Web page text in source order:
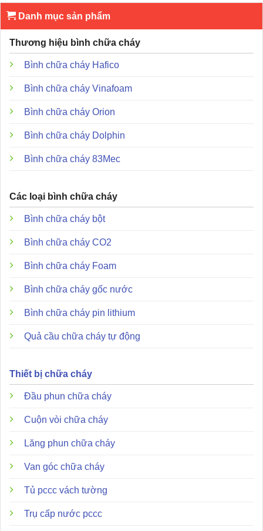
Dòng điện định mức: 100mA
Trọng lượng: khoảng 250g
Chiều dài dây nối: 200mm
Kích thước: 177 x 177 x 55 mm
Đặc điểm và ưu điểm nổi bật
Sản phẩm mang đến giải pháp bảo vệ tối ưu cho các công
công nghệ cảm biến chính xác. Dưới đây là những điểm
vượt trội khiến thiết bị này trở thành lựa chọn hàng đầu:
Cơ chế giãn nở nhiệt kép:
khi nhiệt độ chạm ngưỡng 100 độ C.
Danh mục sản phẩm
Thương hiệu bình chữa cháy
Bình chữa cháy Hafico
Bình chữa cháy Vinafoam
Bình chữa cháy Orion
Bình chữa cháy Dolphin
Bình chữa cháy 83Mec
Các loại bình chữa cháy
Bình chữa cháy bột
Bình chữa cháy CO2
Bình chữa cháy Foam
Bình chữa cháy gốc nước
Bình chữa cháy pin lithium
Quả cầu chữa cháy tự động
Thiết bị chữa cháy
Đầu phun chữa cháy
Cuộn vòi chữa cháy
Lăng phun chữa cháy
Van góc chữa cháy
Tủ pccc vách tường
Trụ cấp nước pccc